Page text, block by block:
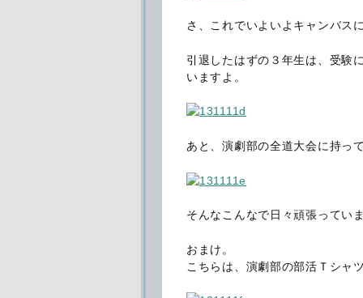
さ、これでいよいよキャンバス
引退したはずの３年生は、受験
いますよ。
あと、演劇部の全道大会に持っ
そんなこんなで日々頑張ってい
おまけ。
こちらは、演劇部の部活Ｔシャ